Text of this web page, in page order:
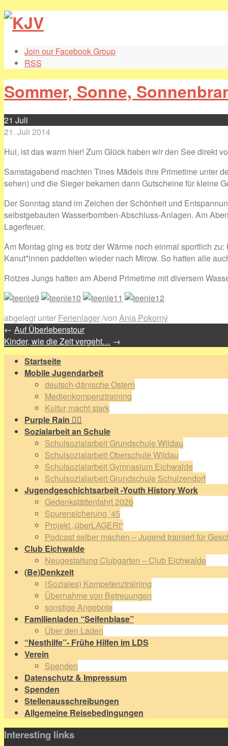
Join our Facebook Group
RSS
Sommer, Sonne,
21 Juli
21. Juli 2014
Hui, ist das warm hier! Zum Glück haben wir den See direkt
Samstagabend machten Tines Mädels ihre Primetime unter
sehen) und die Sieger bekamen dann Gutscheine für kleine
Der Sonntag stand im Zeichen der Schönheit und
selbstgebauten Wasserbomben-Abschluss-Anlagen. Am
Lagerfeuer.
Am Montag ging es trotz der Wärme noch einmal sportlich
Kanut*innen paddelten wieder nach Mirow. So hatten alle
Rotzes Jungs hatten am Abend Primetime mit diversem
abgelegt unter Ferienlager/von Anja Pokorný
← Auf Überlebenstour
Kinder, wie die Zeit vergeht… →
Startseite
Mobile Jugendarbeit
deutsch-dänische Ostern
Medienkompenztraining
Kultur macht stark
Purple Rain 🏳️‍🌈
Sozialarbeit an Schule
Schulsozialarbeit Grundschule Wildau
Schulsozialarbeit Oberschule Wildau
Schulsozialarbeit Gymnasium Eichwalde
Schulsozialarbeit Grundschule Schulzendorf
Jugendgeschichtsarbeit -Youth History Work
Gedenkstättenfahrt 2026
Spurensicherung ’45
Projekt „überLAGERt“
Podcast selber machen – Jugend trainiert für
Club Eichwalde
Neugestaltung Clubgarten – Club Eichwalde
(Be)Denkzeit
(Soziales) Kompetenztraining
Übernahme von Betreuungen
sonstige Angebote
Familienladen “Seifenblase”
Über den Laden
“Nesthilfe”- Frühe Hilfen im LDS
Verein
Spenden
Datenschutz & Impressum
Spenden
Stellenausschreibungen
Allgemeine Reisebedingungen
Interesting links